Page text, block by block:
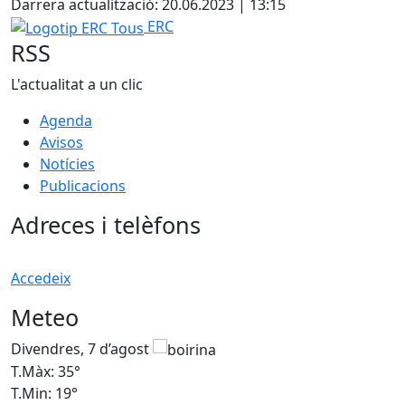
Darrera actualització: 20.06.2023 | 13:15
Logotip ERC Tous
ERC
RSS
L'actualitat a un clic
Agenda
Avisos
Notícies
Publicacions
Adreces i telèfons
Accedeix
Meteo
Divendres, 7 d’agost
T.Màx: 35°
T.Min: 19°